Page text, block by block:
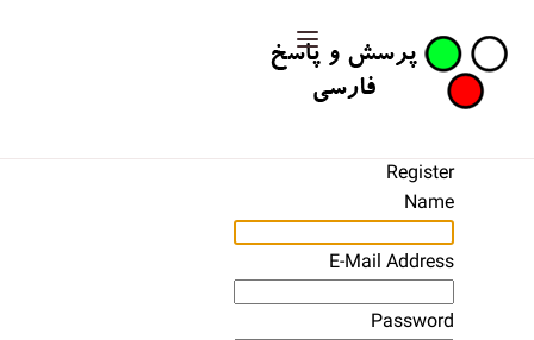
Register
Name
E-Mail Address
Password